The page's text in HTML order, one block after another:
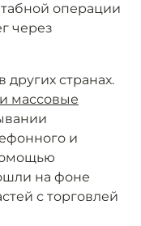
операции
через
странах.
массовые
и
на фоне
с торговлей